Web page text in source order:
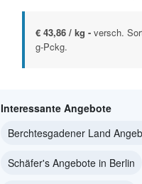
€ 43,86 / kg - versch.
g-Pckg.
Interessante Angebote
Berchtesgadener Land
Schäfer's Angebote in Berlin